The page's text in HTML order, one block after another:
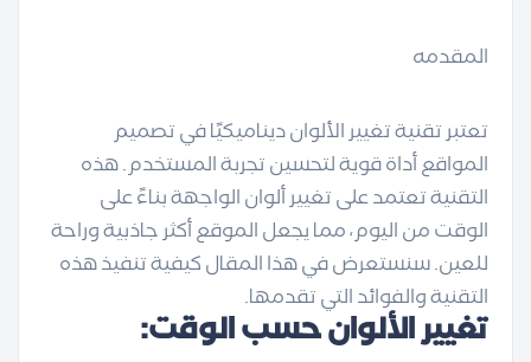
المقدمه
تعتبر تقنية تغيير الألوان ديناميكيًا في تصميم
المواقع أداة قوية لتحسين تجربة المستخدم. هذه
التقنية تعتمد على تغيير ألوان الواجهة بناءً على
الوقت من اليوم، مما يجعل الموقع أكثر جاذبية وراحة
للعين. سنستعرض في هذا المقال كيفية تنفيذ هذه
التقنية والفوائد التي تقدمها.
تغيير الألوان حسب الوقت: